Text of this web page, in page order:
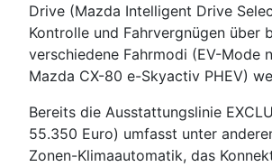
Drive (Mazda Intelligent Drive
Kontrolle und Fahrvergnügen über
verschiedene Fahrmodi (EV-Mode
Mazda CX-80 e-Skyactiv PHEV)
Bereits die Ausstattungslinie
55.350 Euro) umfasst unter
Zonen-Klimaautomatik, das